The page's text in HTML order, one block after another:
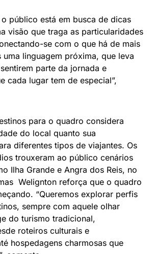
público está em busca de dicas
visão que traga as particularidades
se com o que há de mais
uma linguagem próxima, que leva
parte da jornada e
cada lugar tem de especial”,
para o quadro considera
do local quanto sua
diferentes tipos de viajantes. Os
trouxeram ao público cenários
Ilha Grande e Angra dos Reis, no
Welignton reforça que o quadro
“Queremos explorar perfis
sempre com aquele olhar
do turismo tradicional,
roteiros culturais e
hospedagens charmosas que